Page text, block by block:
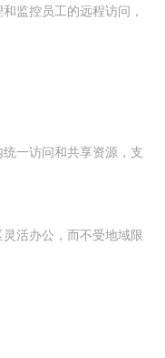
监控员工的远程访问，
一访问和共享资源，支
活办公，而不受地域限